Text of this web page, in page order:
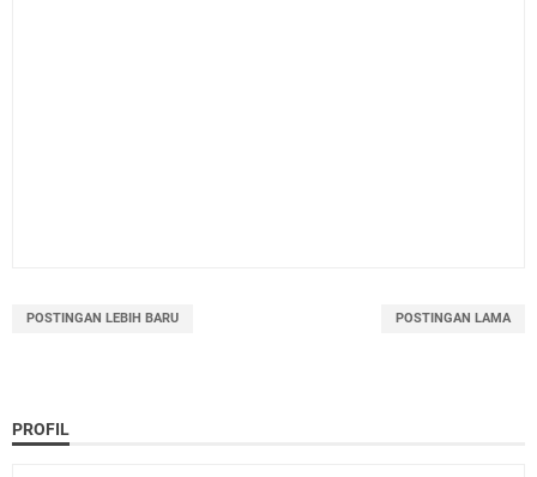
POSTINGAN LEBIH BARU POSTINGAN LAMA
PROFIL